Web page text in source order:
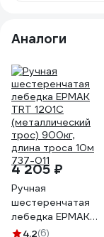
Аналоги
4 205 ₽
Ручная
шестеренчатая
лебедка ЕРМАК
TRT 1201C
4.2(6)